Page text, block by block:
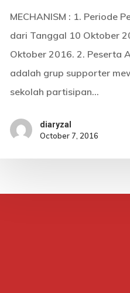
MECHANISM : 1. Periode
dari Tanggal 10 Oktober
Oktober 2016. 2. Peserta
adalah grup supporter
sekolah partisipan…
diaryzal
October 7, 2016